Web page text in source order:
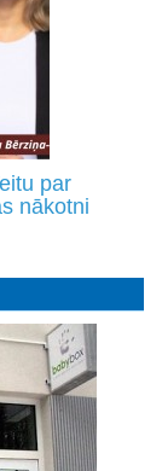
par
nākotni